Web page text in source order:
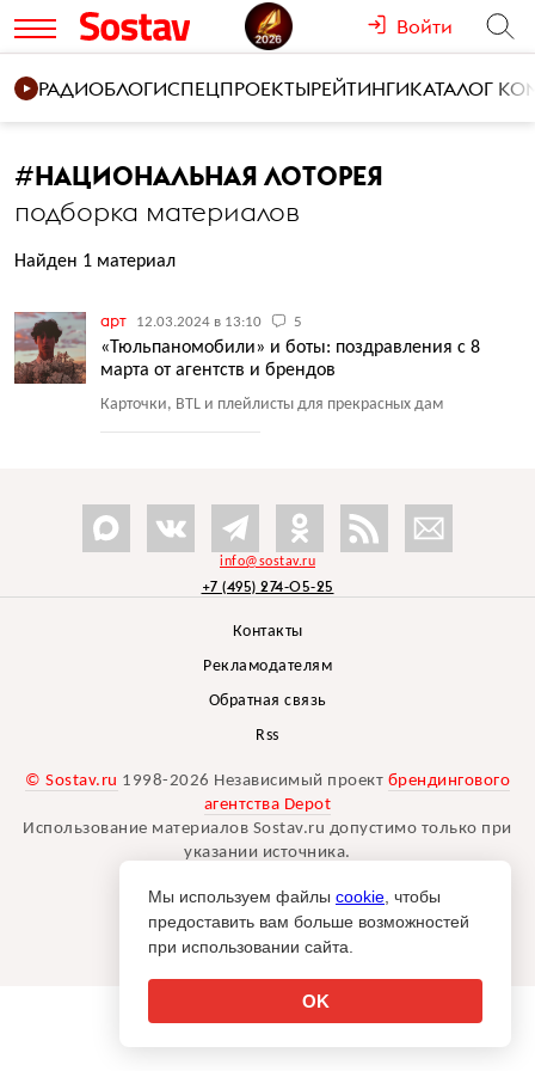
Войти
РАДИОБЛОГИСПЕЦПРОЕКТЫРЕЙТИНГИКАТАЛОГ
#НАЦИОНАЛЬНАЯ ЛОТОРЕЯ
подборка материалов
Найден 1 материал
арт 12.03.2024 в 13:10 5
«Тюльпаномобили» и боты: поздравления с 8
марта от агентств и брендов
Карточки, BTL и плейлисты для прекрасных дам
info@sostav.ru
+7 (495) 274-05-25
Контакты
Рекламодателям
Обратная связь
Rss
© Sostav.ru 1998-2026 Независимый проект брендингового
агентства Depot
Использование материалов Sostav.ru допустимо только при
указании источника.
18+
Мы используем файлы cookie , чтобы
предоставить вам больше возможностей
при использовании сайта.
OK